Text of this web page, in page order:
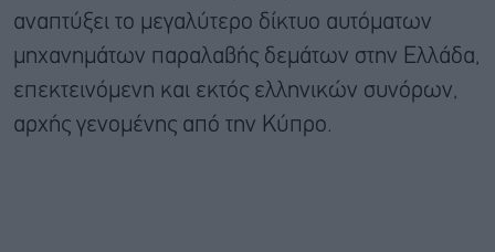
αναπτύξει το μεγαλύτερο δίκτυο αυτόματων
μηχανημάτων παραλαβής δεμάτων στην Ελλάδα,
επεκτεινόμενη και εκτός ελληνικών συνόρων,
αρχής γενομένης από την Κύπρο.